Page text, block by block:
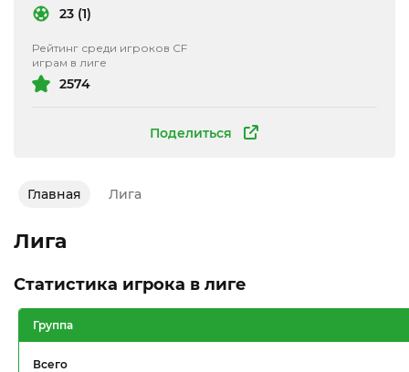
Поделиться
23 (1)
Рейтинг среди игроков CF
играм в лиге
2574
Главная Лига
Лига
Статистика игрока в лиге
Группа
Всего